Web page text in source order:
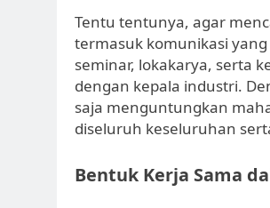
Tentu tentunya, agar
termasuk komunikasi
seminar, lokakarya, serta
dengan kepala industri.
saja menguntungkan
diseluruh keseluruhan
Bentuk Kerja Sama